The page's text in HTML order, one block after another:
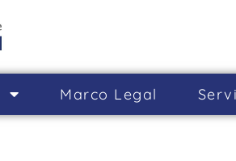
Marco Legal